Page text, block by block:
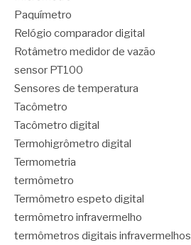
Paquímetro
Relógio comparador digital
Rotâmetro medidor de vazão
sensor PT100
Sensores de temperatura
Tacômetro
Tacômetro digital
Termohigrômetro digital
Termometria
termômetro
Termômetro espeto digital
termômetro infravermelho
termômetros digitais infravermelhos